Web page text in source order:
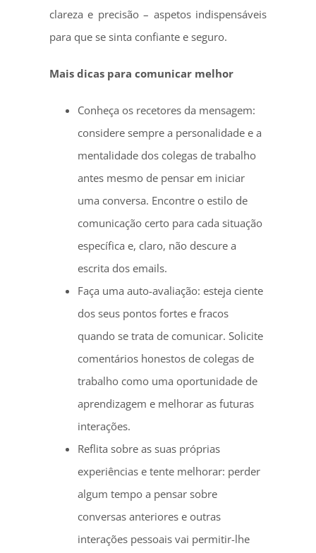
clareza e precisão – aspetos indispensáveis
para que se sinta confiante e seguro.
Mais dicas para comunicar melhor
Conheça os recetores da mensagem:
considere sempre a personalidade e a
mentalidade dos colegas de trabalho
antes mesmo de pensar em iniciar
uma conversa. Encontre o estilo de
comunicação certo para cada situação
específica e, claro, não descure a
escrita dos emails.
Faça uma auto-avaliação: esteja ciente
dos seus pontos fortes e fracos
quando se trata de comunicar. Solicite
comentários honestos de colegas de
trabalho como uma oportunidade de
aprendizagem e melhorar as futuras
interações.
Reflita sobre as suas próprias
experiências e tente melhorar: perder
algum tempo a pensar sobre
conversas anteriores e outras
interações pessoais vai permitir-lhe